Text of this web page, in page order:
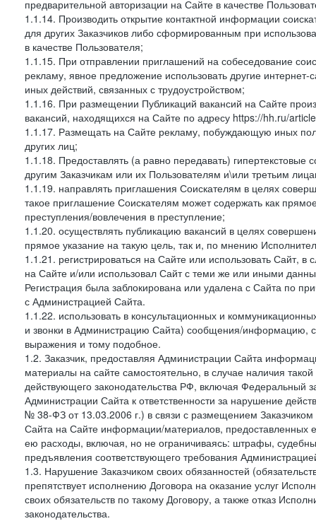
предварительной авторизации на Сайте в качестве
1.1.14. Производить открытие контактной информации
для других Заказчиков либо сформированным при
в качестве Пользователя;
1.1.15. При отправлении приглашений на собеседование
рекламу, явное предложение использовать другие
иных действий, связанных с трудоустройством;
1.1.16. При размещении Публикаций вакансий на Сайте
вакансий, находящихся на Сайте по адресу https://hh.ru/
1.1.17. Размещать на Сайте рекламу, побуждающую иных
других лиц;
1.1.18. Предоставлять (а равно передавать)
другим Заказчикам или их Пользователям и\или третьим
1.1.19. направлять приглашения Соискателям в целях
такое приглашение Соискателям может содержать как
преступления/вовлечения в преступление;
1.1.20. осуществлять публикацию вакансий в целях
прямое указание на такую цель, так и, по мнению
1.1.21. регистрироваться на Сайте или использовать Сайт,
на Сайте и/или использовал Сайт с теми же или иными
Регистрация была заблокирована или удалена с Сайта по
с Администрацией Сайта.
1.1.22. использовать в консультационных и
и звонки в Администрацию Сайта) сообщения/информацию,
выражения и тому подобное.
1.2. Заказчик, предоставляя Администрации Сайта
материалы на сайте самостоятельно, в случае наличия
действующего законодательства РФ, включая
Администрации Сайта к ответственности за нарушение
№ 38-ФЗ от 13.03.2006 г.) в связи с размещением
Сайта на Сайте информации/материалов, предоставленных
ею расходы, включая, но не ограничиваясь: штрафы,
предъявления соответствующего требования
1.3. Нарушение Заказчиком своих обязанностей
препятствует исполнению Договора на оказание услуг
своих обязательств по такому Договору, а также отказ
законодательства.